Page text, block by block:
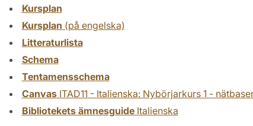
Kursplan
Kursplan (på engelska)
Litteraturlista
Schema
Tentamensschema
CanvasITAD11 - Italienska: Nybörjarkurs 1 -
Bibliotekets ämnesguideItalienska